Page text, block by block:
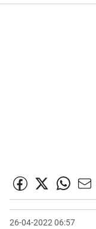
26-04-2022 06:57